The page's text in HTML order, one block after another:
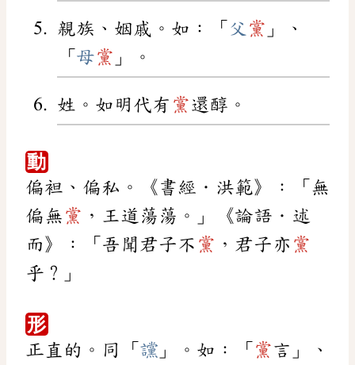
親族、姻戚。如：「 父 黨 」、
「 母黨 」。
姓。如明代有 黨還醇。
動
偏袒、偏私。《書經．洪範》：「無
偏無 黨 ，王道蕩蕩。」《論語．述
而》：「吾聞君子不 黨 ，君子亦 黨
乎？」
形
正直的。同「 讜 」。如：「 黨言」、